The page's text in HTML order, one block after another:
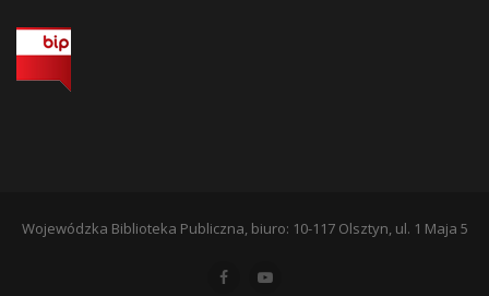
Wojewódzka Biblioteka Publiczna, biuro: 10-117 Olsztyn, ul. 1 Maja 5